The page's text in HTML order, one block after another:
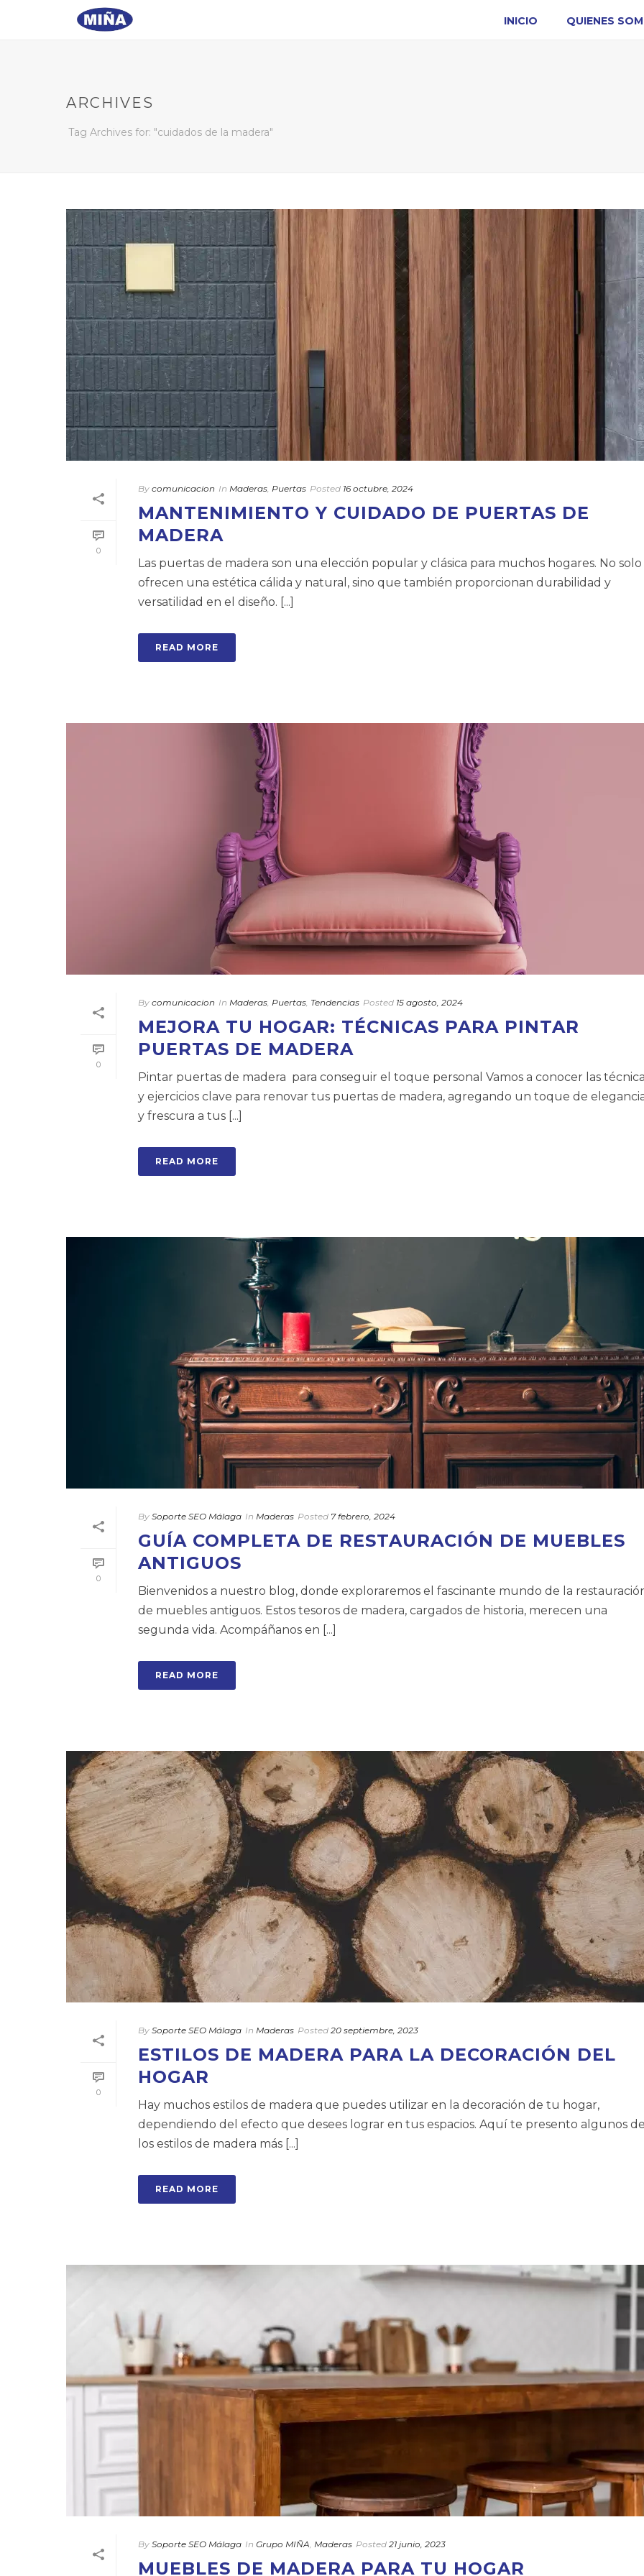
INICIO QUIENES
ARCHIVES
Tag Archives for: "cuidados de la madera"
0
By comunicacion In Maderas, Puertas Posted 16 octubre, 2024
MANTENIMIENTO Y CUIDADO DE PUERTAS DE
MADERA
Las puertas de madera son una elección popular y clásica para muchos hogares. No solo
ofrecen una estética cálida y natural, sino que también proporcionan durabilidad y
versatilidad en el diseño. [...]
READ MORE
0
By comunicacion In Maderas, Puertas, Tendencias Posted 15 agosto, 2024
MEJORA TU HOGAR: TÉCNICAS PARA PINTAR
PUERTAS DE MADERA
Pintar puertas de madera para conseguir el toque personal Vamos a conocer las
y ejercicios clave para renovar tus puertas de madera, agregando un toque de
y frescura a tus [...]
READ MORE
0
By Soporte SEO Málaga In Maderas Posted 7 febrero, 2024
GUÍA COMPLETA DE RESTAURACIÓN DE MUEBLES
ANTIGUOS
Bienvenidos a nuestro blog, donde exploraremos el fascinante mundo de la
de muebles antiguos. Estos tesoros de madera, cargados de historia, merecen una
segunda vida. Acompáñanos en [...]
READ MORE
0
By Soporte SEO Málaga In Maderas Posted 20 septiembre, 2023
ESTILOS DE MADERA PARA LA DECORACIÓN DEL
HOGAR
Hay muchos estilos de madera que puedes utilizar en la decoración de tu hogar,
dependiendo del efecto que desees lograr en tus espacios. Aquí te presento algunos
los estilos de madera más [...]
READ MORE
By Soporte SEO Málaga In Grupo MIÑA, Maderas Posted 21 junio, 2023
MUEBLES DE MADERA PARA TU HOGAR